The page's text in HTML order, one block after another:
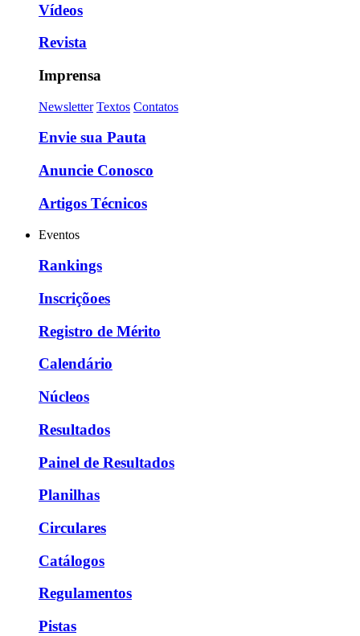
Vídeos
Revista
Imprensa
Newsletter Textos Contatos
Envie sua Pauta
Anuncie Conosco
Artigos Técnicos
Eventos
Rankings
Inscriçõoes
Registro de Mérito
Calendário
Núcleos
Resultados
Painel de Resultados
Planilhas
Circulares
Catálogos
Regulamentos
Pistas